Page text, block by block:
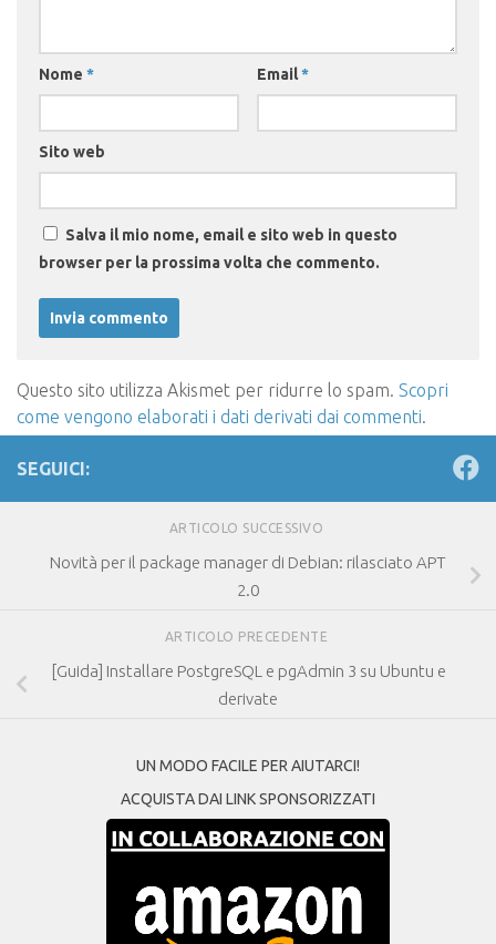
Nome * Email*
Sito web
Salva il mio nome, email e sito web in questo
browser per la prossima volta che commento.
Questo sito utilizza Akismet per ridurre lo spam. Scopri
come vengono elaborati i dati derivati dai commenti.
SEGUICI:
ARTICOLO SUCCESSIVO
Novità per il package manager di Debian: rilasciato APT
2.0
ARTICOLO PRECEDENTE
[Guida] Installare PostgreSQL e pgAdmin 3 su Ubuntu e
derivate
UN MODO FACILE PER AIUTARCI!
ACQUISTA DAI LINK SPONSORIZZATI